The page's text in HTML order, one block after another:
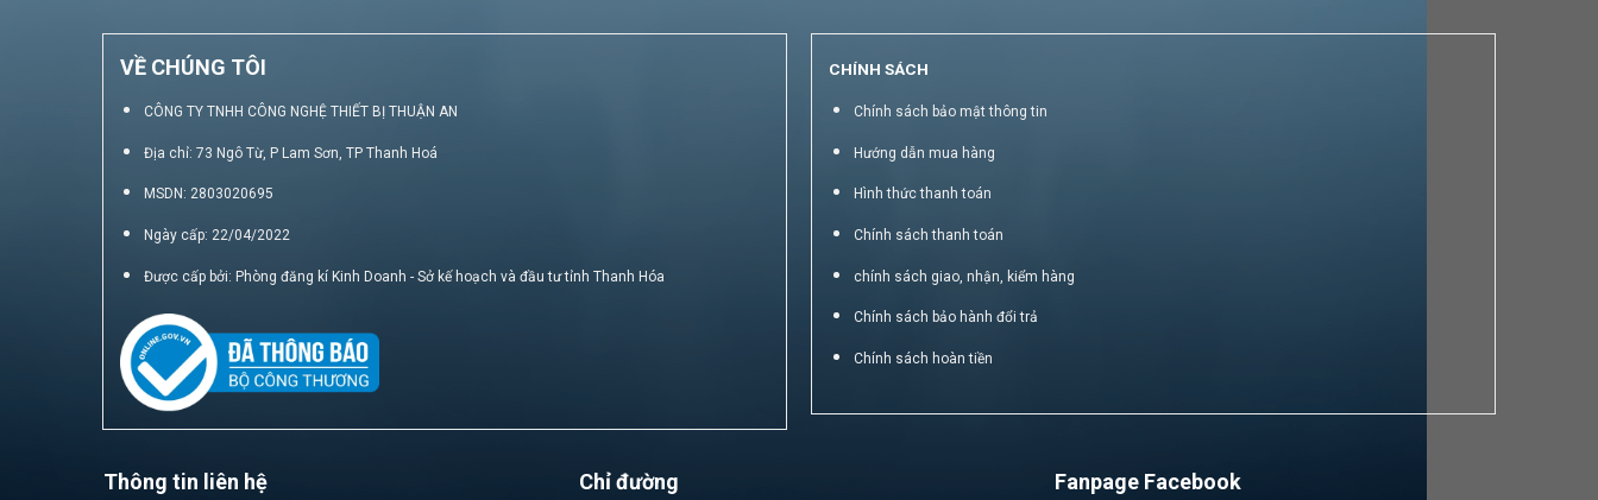
VỀ CHÚNG TÔI
CÔNG TY TNHH CÔNG NGHỆ THIẾT BỊ THUẬN AN
Địa chỉ: 73 Ngô Từ, P Lam Sơn, TP Thanh Hoá
MSDN: 2803020695
Ngày cấp: 22/04/2022
Được cấp bởi: Phòng đăng kí Kinh Doanh - Sở kế hoạch và đầu tư tỉnh Thanh Hóa
CHÍNH SÁCH
Chính sách bảo mật thông tin
Hướng dẫn mua hàng
Hình thức thanh toán
Chính sách thanh toán
chính sách giao, nhận, kiểm hàng
Chính sách bảo hành đổi trả
Chính sách hoàn tiền
Thông tin liên hệ Chỉ đường Fanpage Facebook